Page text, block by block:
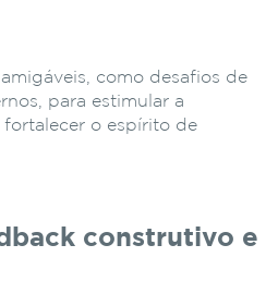
como desafios de
para estimular a
o espírito de
construtivo e